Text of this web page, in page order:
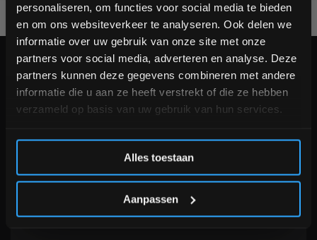
personaliseren, om functies voor social media te bieden
en om ons websiteverkeer te analyseren. Ook delen we
informatie over uw gebruik van onze site met onze
partners voor social media, adverteren en analyse. Deze
partners kunnen deze gegevens combineren met andere
informatie die u aan ze heeft verstrekt of die ze hebben
verzameld op basis van uw gebruik van hun services.
Alles toestaan
Aanpassen
Voor 95% direct uit voorraad geleverd Professionele
KLANTENSERVICE now opened
Veelgestelde vragen
+31 (0)24 645 1309
Schrijf je in voor onze nieuwsbrief om op de hoogte te
blijven over onze nieuwe producten, deals en meer
interessante info. Ontvang 5% korting op je eerstvolgende
aankoop! 😀
Inschrijven
*Verzendkosten vallen buiten de korting